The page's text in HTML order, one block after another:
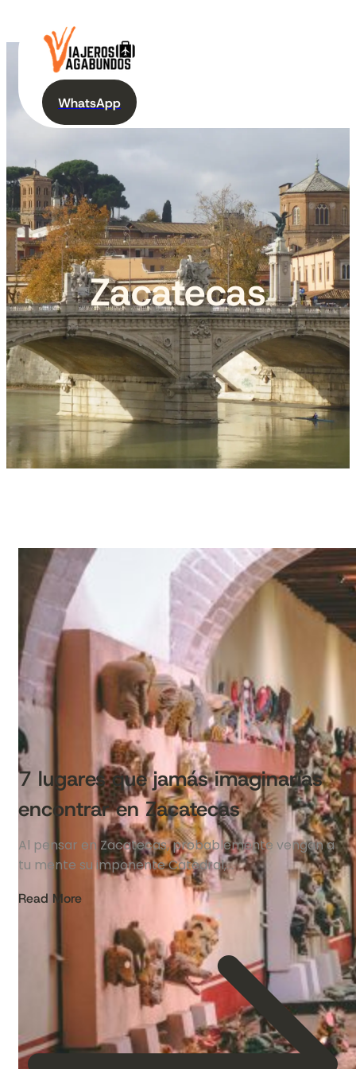
WhatsApp
Zacatecas
7 lugares que jamás imaginarías
encontrar en Zacatecas
Al pensar en Zacatecas, probablemente vengan a
tu mente su imponente Catedral,…
Read More